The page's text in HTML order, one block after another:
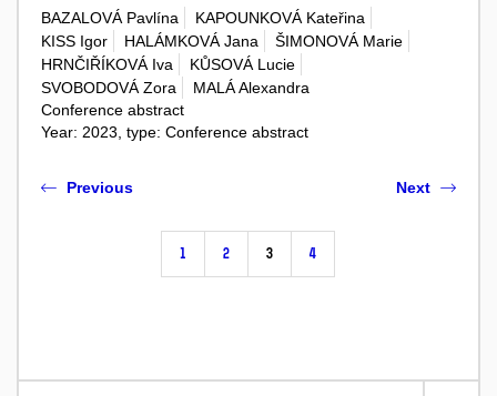
BAZALOVÁ Pavlína
KAPOUNKOVÁ Kateřina
KISS Igor
HALÁMKOVÁ Jana
ŠIMONOVÁ Marie
HRNČIŘÍKOVÁ Iva
KŮSOVÁ Lucie
SVOBODOVÁ Zora
MALÁ Alexandra
Conference abstract
Year: 2023, type: Conference abstract
Previous
1 2 3 4
Next